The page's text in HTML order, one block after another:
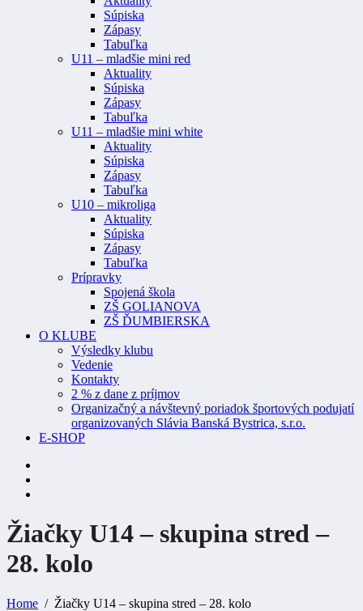
Súpiska
Zápasy
Tabuľka
U11 – mladšie mini red
Aktuality
Súpiska
Zápasy
Tabuľka
U11 – mladšie mini white
Aktuality
Súpiska
Zápasy
Tabuľka
U10 – mikroliga
Aktuality
Súpiska
Zápasy
Tabuľka
Prípravky
Spojená škola
ZŠ GOLIANOVA
ZŠ ĎUMBIERSKA
O KLUBE
Výsledky klubu
Vedenie
Kontakty
2 % z dane z príjmov
Organizačný a návštevný poriadok športových podujatí
organizovaných Slávia Banská Bystrica, s.r.o.
E-SHOP
Žiačky U14 – skupina stred –
28. kolo
Home Žiačky U14 – skupina stred – 28. kolo